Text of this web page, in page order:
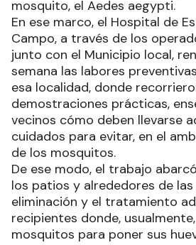
mosquito, el Aedes aegypti.
En ese marco, el Hospital de
Campo, a través de los
junto con el Municipio local,
semana las labores
esa localidad, donde
demostraciones prácticas,
vecinos cómo deben llevarse
cuidados para evitar, en el
de los mosquitos.
De ese modo, el trabajo
los patios y alrededores de las
eliminación y el tratamiento
recipientes donde,
mosquitos para poner sus